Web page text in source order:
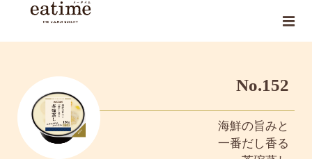
No.152
海鮮の旨みと
一番だし香る